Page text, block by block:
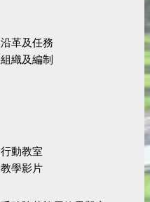
沿革及任務
組織及編制
行動教室
教學影片